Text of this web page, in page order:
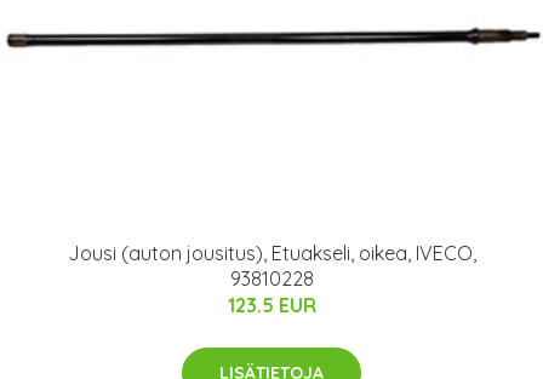
Jousi (auton jousitus), Etuakseli, oikea, IVECO,
93810228
123.5 EUR
LISÄTIETOJA